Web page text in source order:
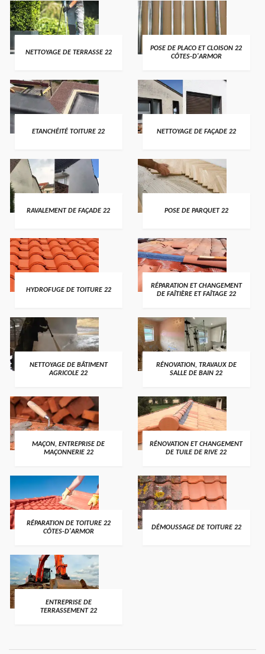
NETTOYAGE DE TERRASSE 22
POSE DE PLACO ET CLOISON 22
CÔTES-D'ARMOR
ETANCHÉITÉ TOITURE 22 NETTOYAGE DE FAÇADE 22
RAVALEMENT DE FAÇADE 22 POSE DE PARQUET 22
HYDROFUGE DE TOITURE 22
RÉPARATION ET CHANGEMENT
DE FAÎTIÈRE ET FAÎTAGE 22
NETTOYAGE DE BÂTIMENT
AGRICOLE 22
RÉNOVATION, TRAVAUX DE
SALLE DE BAIN 22
MAÇON, ENTREPRISE DE
MAÇONNERIE 22
RÉNOVATION ET CHANGEMENT
DE TUILE DE RIVE 22
RÉPARATION DE TOITURE 22
CÔTES-D'ARMOR
DÉMOUSSAGE DE TOITURE 22
ENTREPRISE DE
TERRASSEMENT 22